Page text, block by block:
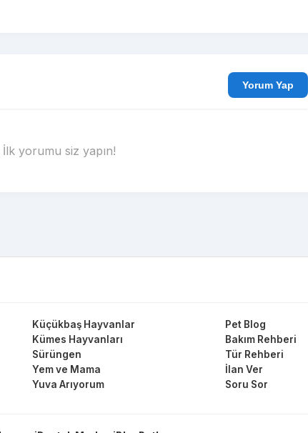
Yorum Yap
yorumu siz yapın!
Küçükbaş Hayvanlar
Kümes Hayvanları
Sürüngen
Yem ve Mama
Yuva Arıyorum
Pet Blog
Bakım Rehberi
Tür Rehberi
İlan Ver
Soru Sor